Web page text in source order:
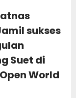
sukses
Suet di
World